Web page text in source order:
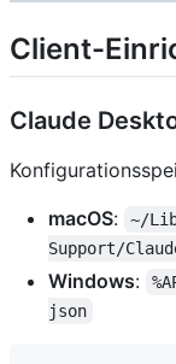
Client-
Claude
macOS:
~/
Support/
Windows:
json